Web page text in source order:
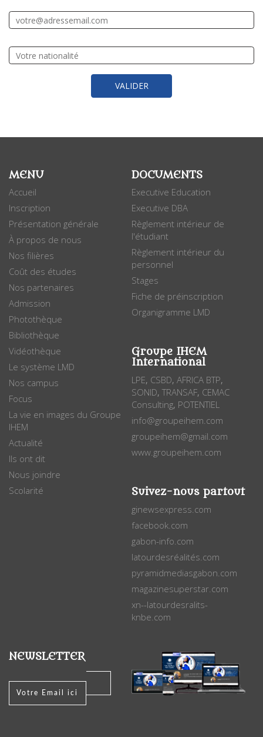
MENU
Accueil
Inscription
Présentation générale
À propos de nous
Nos filières
Coût des études
Nos partenaires
Admission
Photothèque
Bibliothèque
Vidéothèque
Le système LMD
Nos campus
Focus
La vie en images du Groupe
IHEM
Actualité
Ils ont dit
Nous joindre
Scolarité
DOCUMENTS
Executive Education
Executive DBA
Règlement intérieur de
l'étudiant
Règlement intérieur du
personnel
Stages
Fiche de préinscription
Organigramme LMD
Groupe IHEM
International
LPE, CSBD, AFRICA BTP,
SONID, TRANSAF, CEMAC
Consulting, POTENTIEL
info@groupeihem.com
groupeihem@gmail.com
www.groupeihem.com
Suivez-nous partout
ginewsexpress.com
facebook.com
gabon-info.com
latourdesréalités.com
pyramidmediasgabon.com
magazinesuperstar.com
xn--latourdesralits-
knbe.com
NEWSLETTER